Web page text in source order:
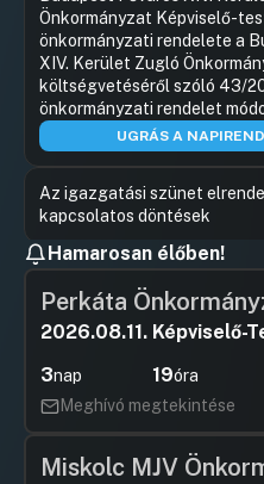
Önkormányzat Képviselő-
önkormányzati rendelete a
XIV. Kerület Zugló
költségvetéséről szóló 43/
önkormányzati rendelet
UGRÁS A
Az igazgatási szünet
kapcsolatos döntések
HozzászólásokUgrás
A Zuglói Csicsergő Óvoda és
Tündérkert Óvoda alapító
módosítása
Budapest Főváros XIV.
2018/2019. nevelési évre
feladatváltozásának
UGRÁS A
Hamarosan élőben!
Perkáta
2026.08.11. Képviselő-
3nap 19óra
Meghívó megtekintése
Miskolc MJV